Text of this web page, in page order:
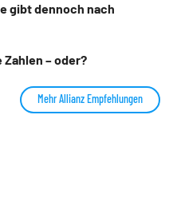
gibt dennoch nach
– oder?
Mehr Allianz Empfehlungen